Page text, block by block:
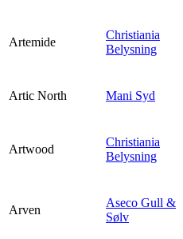
Artemide
Christiania
Belysning
Artic North Mani Syd
Artwood
Christiania
Belysning
Arven
Aseco Gull &
Sølv